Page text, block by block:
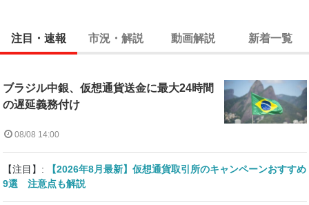
注目・速報 市況・解説 動画解説 新着一覧
ブラジル中銀、仮想通貨送金に最大24時間
の遅延義務付け
08/08 14:00
【注目】:
【2026年8月最新】仮想通貨取引所のキャンペーンおすすめ
9選 注意点も解説